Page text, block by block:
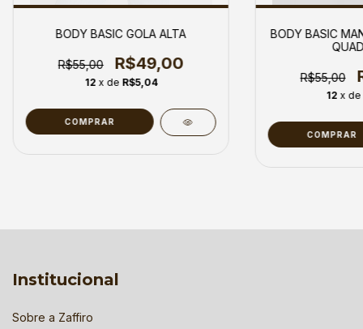
BODY BASIC GOLA ALTA
R$55,00 R$49,00
12 x de R$5,04
COMPRAR
BODY BASIC
R$55,00
12 x de
COMPRAR
Institucional
Sobre a Zaffiro